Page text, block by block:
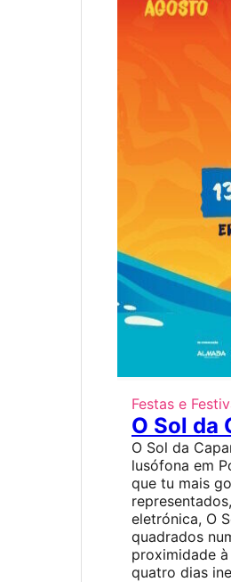
Festas e
O Sol da
O Sol da
lusófona em
que tu mais
eletrónica, O
quadrados
proximidade
quatro dias